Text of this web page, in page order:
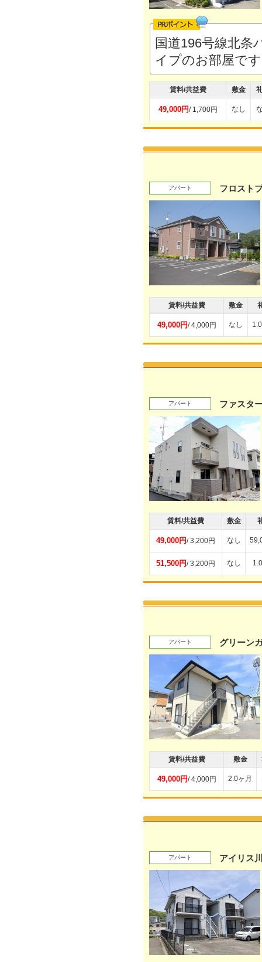
国道196号線北
イプのお部屋で
賃料/共益費 敷金
49,000円/ 1,700円 なし
アパート フロスト
賃料/共益費 敷金
49,000円/ 4,000円 なし
アパート ファスタ
賃料/共益費 敷金
49,000円/ 3,200円 なし
51,500円/ 3,200円 なし
アパート グリーン
賃料/共益費 敷金
49,000円/ 4,000円 2.0ヶ月
アパート アイリス